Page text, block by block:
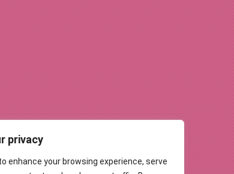
privacy
enhance your browsing experience, serve